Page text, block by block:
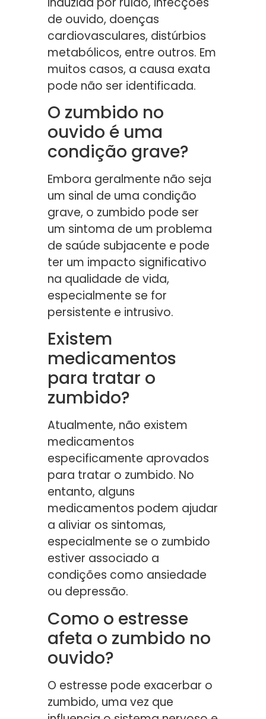
de ouvido, doenças
cardiovasculares, distúrbios
metabólicos, entre outros. Em
muitos casos, a causa exata
pode não ser identificada.
O zumbido no
ouvido é uma
condição grave?
Embora geralmente não seja
um sinal de uma condição
grave, o zumbido pode ser
um sintoma de um problema
de saúde subjacente e pode
ter um impacto significativo
na qualidade de vida,
especialmente se for
persistente e intrusivo.
Existem
medicamentos
para tratar o
zumbido?
Atualmente, não existem
medicamentos
especificamente aprovados
para tratar o zumbido. No
entanto, alguns
medicamentos podem ajudar
a aliviar os sintomas,
especialmente se o zumbido
estiver associado a
condições como ansiedade
ou depressão.
Como o estresse
afeta o zumbido no
ouvido?
O estresse pode exacerbar o
zumbido, uma vez que